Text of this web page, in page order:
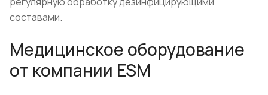
составами.
Медицинское оборудование
от компании ESM